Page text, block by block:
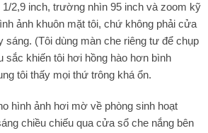
2,9 inch, trường nhìn 95 inch và zoom kỹ
ảnh khuôn mặt tôi, chứ không phải cửa
sáng. (Tôi dùng màn che riêng tư để chụp
sắc khiến tôi hơi hồng hào hơn bình
tôi thấy mọi thứ trông khá ổn.
hình ảnh hơi mờ về phòng sinh hoạt
chiều chiếu qua cửa sổ che nắng bên